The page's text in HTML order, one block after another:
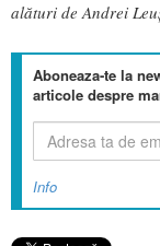
alături de Andrei
Aboneaza-te la
articole despre
Info